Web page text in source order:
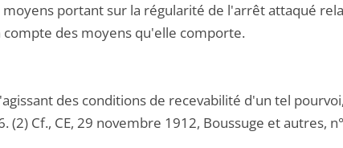
moyens portant sur la régularité de l'arrêt attaqué
compte des moyens qu'elle comporte.
des conditions de recevabilité d'un tel
(2) Cf., CE, 29 novembre 1912, Boussuge et autres,